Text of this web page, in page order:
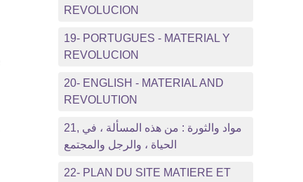
REVOLUCION
19- PORTUGUES - MATERIAL Y
REVOLUCION
20- ENGLISH - MATERIAL AND
REVOLUTION
21, مواد والثورة : من هذه المسألة ، في
الحياة ، والرجل والمجتمع
22- PLAN DU SITE MATIERE ET